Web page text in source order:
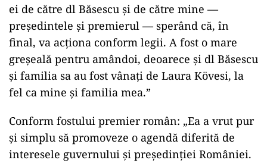
ei de către dl Băsescu și de către mine —
președintele și premierul — sperând că, în
final, va acționa conform legii. A fost o mare
greșeală pentru amândoi, deoarece și dl Băsescu
și familia sa au fost vânați de Laura Kövesi, la
fel ca mine și familia mea.”
Conform fostului premier român: „Ea a vrut pur
și simplu să promoveze o agendă diferită de
interesele guvernului și președinției României.